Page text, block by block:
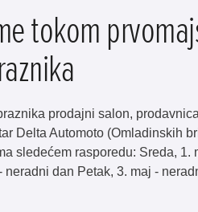
tokom
prodajni salon,
Delta Automoto (Omladinskih
sledećem rasporedu: Sreda, 1.
neradni dan Petak, 3. maj -